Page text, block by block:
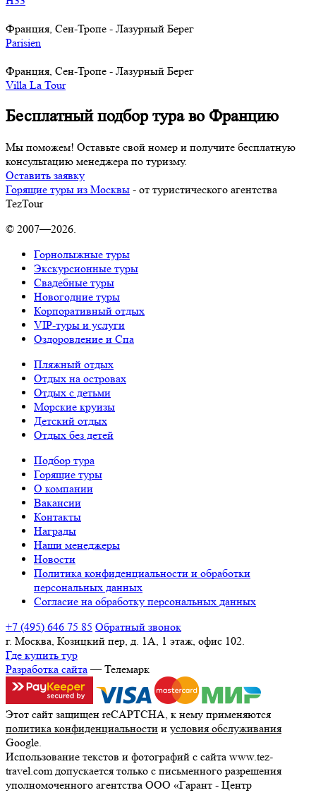
Франция, Cен-Тропе - Лазурный Берег
Parisien
Франция, Cен-Тропе - Лазурный Берег
Villa La Tour
Бесплатный подбор тура во Францию
Мы поможем! Оставьте свой номер и получите бесплатную
консультацию менеджера по туризму.
Оставить заявку
Горящие туры из Москвы - от туристического агентства
TezTour
© 2007—2026.
Горнолыжные туры
Экскурсионные туры
Свадебные туры
Новогодние туры
Корпоративный отдых
VIP-туры и услуги
Оздоровление и Спа
Пляжный отдых
Отдых на островах
Отдых с детьми
Морские круизы
Детский отдых
Отдых без детей
Подбор тура
Горящие туры
О компании
Вакансии
Контакты
Награды
Наши менеджеры
Новости
Политика конфиденциальности и обработки
персональных данных
Согласие на обработку персональных данных
+7 (495) 646 75 85 Обратный звонок
г. Москва, Козицкий пер, д. 1А, 1 этаж, офис 102.
Где купить тур
Разработка сайта— Телемарк
Этот сайт защищен reCAPTCHA, к нему применяются
политика конфиденциальности и условия обслуживания
Google.
Использование текстов и фотографий с сайта www.tez-
travel.com допускается только с письменного разрешения
уполномоченного агентства ООО «Гарант - Центр